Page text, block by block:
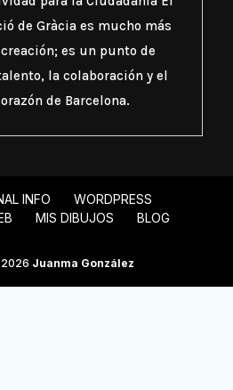
de Gràcia es mucho más
es un punto de
la colaboración y el
de Barcelona.
INFO
WORDPRESS
MIS DIBUJOS BLOG
Juanma González